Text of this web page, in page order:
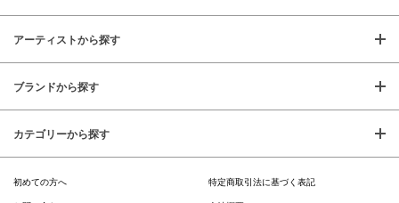
アーティストから探す
ブランドから探す
カテゴリーから探す
初めての方へ
特定商取引法に基づく表記